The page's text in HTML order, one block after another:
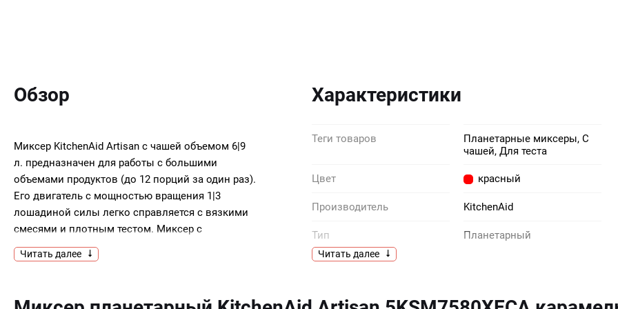
Обзор
Миксер KitchenAid Artisan с чашей объемом 6|9
л. предназначен для работы с большими
объемами продуктов (до 12 порций за один раз).
Его двигатель с мощностью вращения 1|3
лошадиной силы легко справляется с вязкими
смесями и плотным тестом. Миксер с
подъемной чашей имеет профессиональный
дизайн. Надежное крепление исключает
Читать далее
Характеристики
Теги товаров
Планетарные миксеры, С
чашей, Для теста
Цвет красный
Производитель KitchenAid
Тип Планетарный
Габариты (ВхГхШ)
Читать далее